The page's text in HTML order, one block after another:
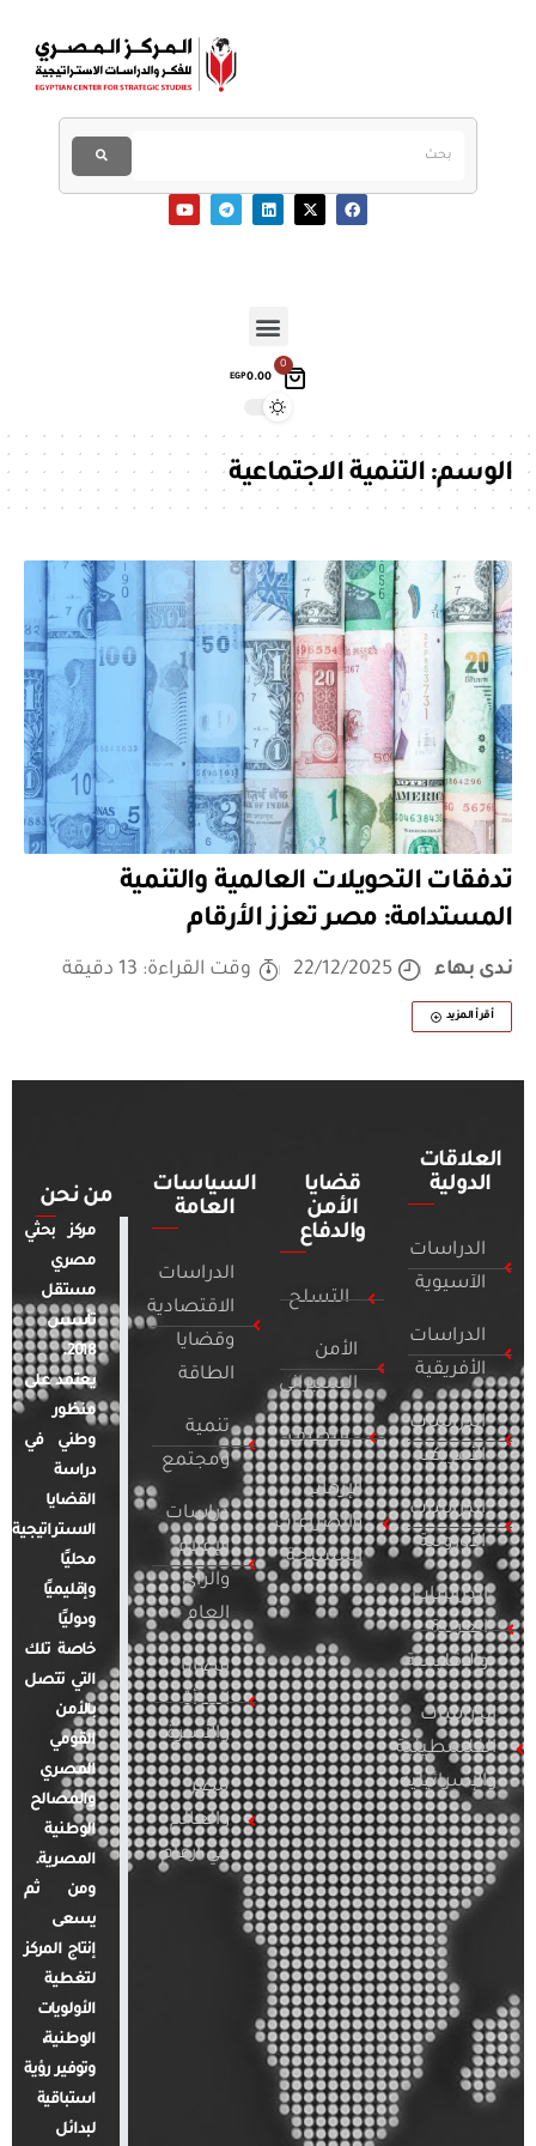
0
EGP0.00
الوسم:التنمية الاجتماعية
تدفقات التحويلات العالمية والتنمية
المستدامة: مصر تعزز الأرقام
ندى بهاء 22/12/2025 وقت القراءة: 13 دقيقة
أقرأ المزيد
العلاقات
الدولية
الدراسات
الآسيوية
الدراسات
الأفريقية
الدراسات
الأمريكية
الدراسات
الأوروبية
الدراسات
العربية
والإقليمية
الدراسات
الفلسطينية
والإسرائيلية
قضايا
الأمن
والدفاع
التسلح
الأمن
السيبراني
التطرف
الإرهاب
والصراعات
المسلحة
السياسات
العامة
الدراسات
الاقتصادية
وقضايا
الطاقة
تنمية
ومجتمع
دراسات
الإعلام
والرأي
العام
قضايا
المرأة
والأسرة
مصر
والعالم
في أرقام
من نحن
مركز بحثي
مصري
مستقل
تأسس
2018.
يعتمد على
منظور
وطني في
دراسة
القضايا
الاستراتيجية
محليًا
وإقليميًا
ودوليًا
خاصة تلك
التي تتصل
بالأمن
القومي
المصري
والمصالح
الوطنية
المصرية.
ومن ثم
يسعى
إنتاج المركز
لتغطية
الأولويات
الوطنية،
وتوفير رؤية
استباقية
لبدائل